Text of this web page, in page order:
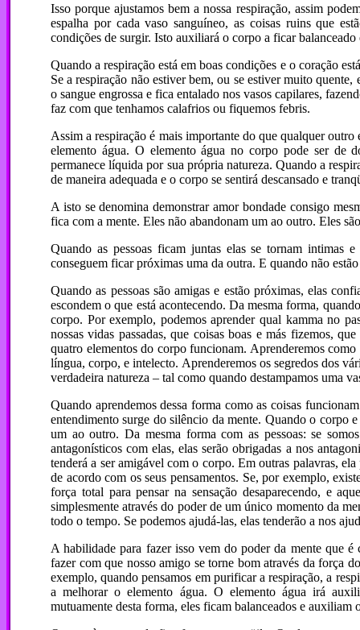
Isso porque ajustamos bem a nossa respiração, assim
espalha por cada vaso sanguíneo, as coisas ruins que
condições de surgir. Isto auxiliará o corpo a ficar balanceado
Quando a respiração está em boas condições e o coração
Se a respiração não estiver bem, ou se estiver muito
o sangue engrossa e fica entalado nos vasos capilares,
faz com que tenhamos calafrios ou fiquemos febris.
Assim a respiração é mais importante do que qualquer
elemento água. O elemento água no corpo pode ser de
permanece líquida por sua própria natureza. Quando a
de maneira adequada e o corpo se sentirá descansado e
A isto se denomina demonstrar amor bondade consigo
fica com a mente. Eles não abandonam um ao outro. Eles
Quando as pessoas ficam juntas elas se tornam intimas
conseguem ficar próximas uma da outra. E quando não
Quando as pessoas são amigas e estão próximas, elas
escondem o que está acontecendo. Da mesma forma,
corpo. Por exemplo, podemos aprender qual kamma no
nossas vidas passadas, que coisas boas e más fizemos,
quatro elementos do corpo funcionam. Aprenderemos
língua, corpo, e intelecto. Aprenderemos os segredos dos
verdadeira natureza – tal como quando destampamos uma
Quando aprendemos dessa forma como as coisas
entendimento surge do silêncio da mente. Quando o corpo
um ao outro. Da mesma forma com as pessoas: se
antagonísticos com elas, elas serão obrigadas a nos
tenderá a ser amigável com o corpo. Em outras palavras,
de acordo com os seus pensamentos. Se, por exemplo,
força total para pensar na sensação desaparecendo, e
simplesmente através do poder de um único momento da
todo o tempo. Se podemos ajudá-las, elas tenderão a nos
A habilidade para fazer isso vem do poder da mente que é
fazer com que nosso amigo se torne bom através da força
exemplo, quando pensamos em purificar a respiração, a
a melhorar o elemento água. O elemento água irá
mutuamente desta forma, eles ficam balanceados e auxiliam